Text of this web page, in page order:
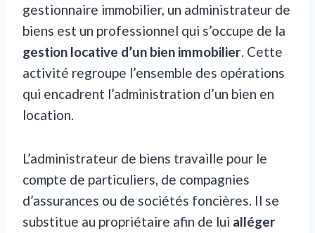
gestionnaire immobilier, un administrateur de
biens est un professionnel qui s’occupe de la
gestion locative d’un bien immobilier. Cette
activité regroupe l’ensemble des opérations
qui encadrent l’administration d’un bien en
location.
L’administrateur de biens travaille pour le
compte de particuliers, de compagnies
d’assurances ou de sociétés foncières. Il se
substitue au propriétaire afin de lui alléger